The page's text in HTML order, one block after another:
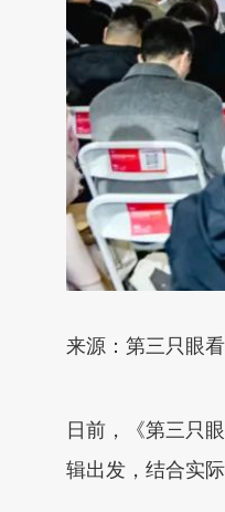
来源：第三只眼看
日前，《第三只
辑出发，结合实